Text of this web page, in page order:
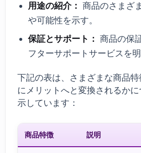
用途の紹介： 商品のさまざ
や可能性を示す。
保証とサポート： 商品の保
フターサポートサービスを明
下記の表は、さまざまな商品特
にメリットへと変換されるか
示しています：
商品特徴 説明